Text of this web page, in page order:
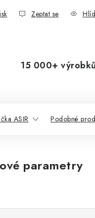
Zeptat se
15 000+
ASIR Podobné
parametry